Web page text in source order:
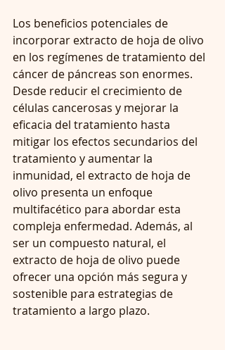
Los beneficios potenciales de
incorporar extracto de hoja de olivo
en los regímenes de tratamiento del
cáncer de páncreas son enormes.
Desde reducir el crecimiento de
células cancerosas y mejorar la
eficacia del tratamiento hasta
mitigar los efectos secundarios del
tratamiento y aumentar la
inmunidad, el extracto de hoja de
olivo presenta un enfoque
multifacético para abordar esta
compleja enfermedad. Además, al
ser un compuesto natural, el
extracto de hoja de olivo puede
ofrecer una opción más segura y
sostenible para estrategias de
tratamiento a largo plazo.